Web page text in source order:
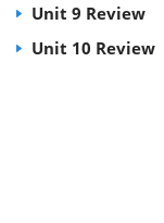
Unit 9 Review
Unit 10 Review